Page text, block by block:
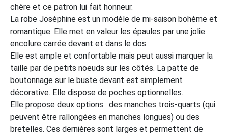
chère et ce patron lui fait honneur.
La robe Joséphine est un modèle de mi-saison bohème et
romantique. Elle met en valeur les épaules par une jolie
encolure carrée devant et dans le dos.
Elle est ample et confortable mais peut aussi marquer la
taille par de petits noeuds sur les côtés. La patte de
boutonnage sur le buste devant est simplement
décorative. Elle dispose de poches optionnelles.
Elle propose deux options : des manches trois-quarts (qui
peuvent être rallongées en manches longues) ou des
bretelles. Ces dernières sont larges et permettent de